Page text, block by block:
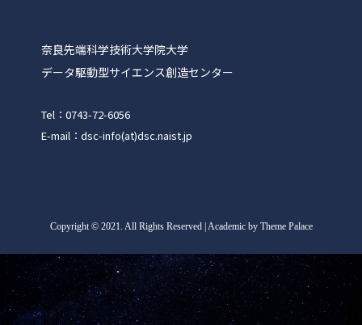
奈良先端科学技術大学院大学
データ駆動型サイエンス創造センター
Tel：0743-72-6056
E-mail：dsc-info(at)dsc.naist.jp
Copyright©2021. All Rights Reserved | Academic by Theme Palace